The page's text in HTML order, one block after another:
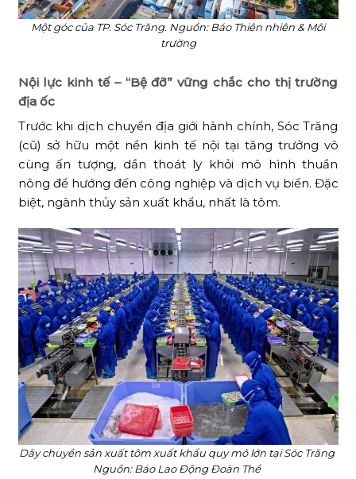
Một góc của TP. Sóc Trăng. Nguồn: Báo Thiên nhiên & Môi
trường
Nội lực kinh tế – “Bệ đỡ” vững chắc cho thị trường
địa ốc
Trước khi dịch chuyển địa giới hành chính, Sóc Trăng
(cũ) sở hữu một nền kinh tế nội tại tăng trưởng vô
cùng ấn tượng, dần thoát ly khỏi mô hình thuần
nông để hướng đến công nghiệp và dịch vụ biển. Đặc
biệt, ngành thủy sản xuất khẩu, nhất là tôm.
Dây chuyền sản xuất tôm xuất khẩu quy mô lớn tại Sóc Trăng
Nguồn: Báo Lao Động Đoàn Thể